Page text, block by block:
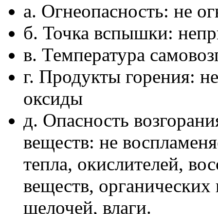
а. Огнеопасность: не
б. Точка вспышки:
в. Температура
г. Продукты горения:
оксиды
д. Опасность
веществ: не
тепла, окислителей,
веществ, органических
щелочей, влаги.